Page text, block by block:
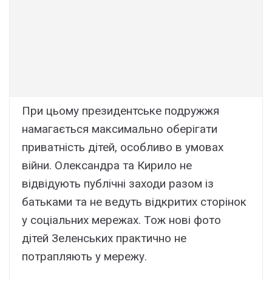
При цьому президентське подружжя
намагається максимально оберігати
приватність дітей, особливо в умовах
війни. Олександра та Кирило не
відвідують публічні заходи разом із
батьками та не ведуть відкритих сторінок
у соціальних мережах. Тож нові фото
дітей Зеленських практично не
потрапляють у мережу.